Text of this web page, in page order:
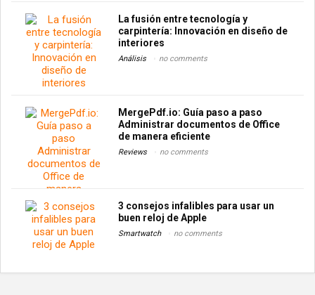
La fusión entre tecnología y
carpintería: Innovación en diseño de
interiores
Análisis no comments
MergePdf.io: Guía paso a paso
Administrar documentos de Office
de manera eficiente
Reviews no comments
3 consejos infalibles para usar un
buen reloj de Apple
Smartwatch no comments